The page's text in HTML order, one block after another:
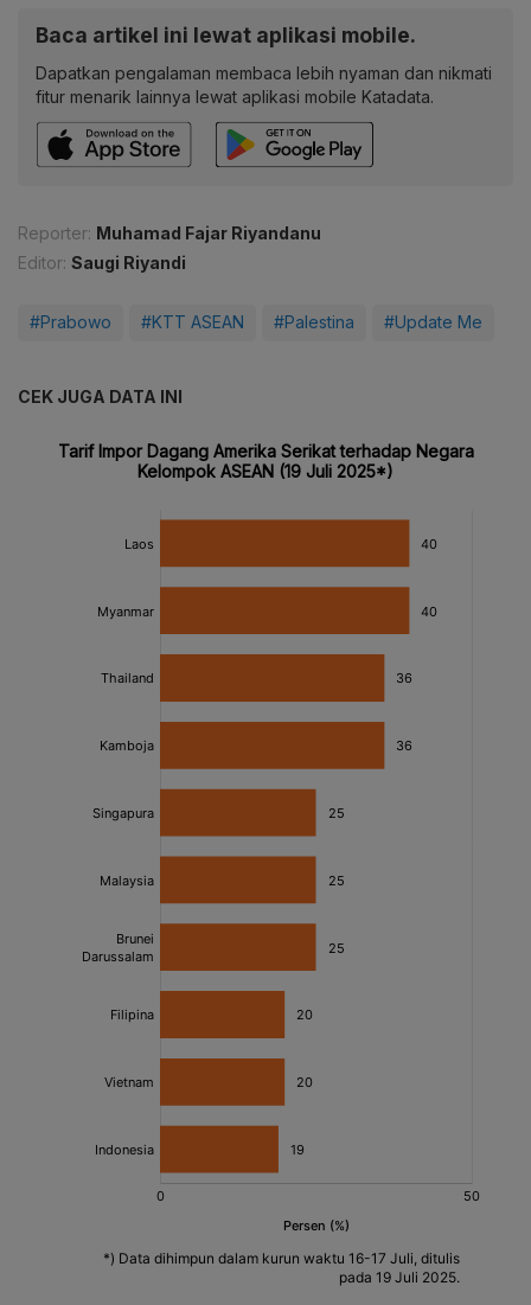
Baca artikel ini lewat aplikasi mobile.
Dapatkan pengalaman membaca lebih nyaman dan nikmati
fitur menarik lainnya lewat aplikasi mobile Katadata.
Reporter: Muhamad Fajar Riyandanu
Editor: Saugi Riyandi
#Prabowo #KTT ASEAN #Palestina #Update Me
CEK JUGA DATA INI